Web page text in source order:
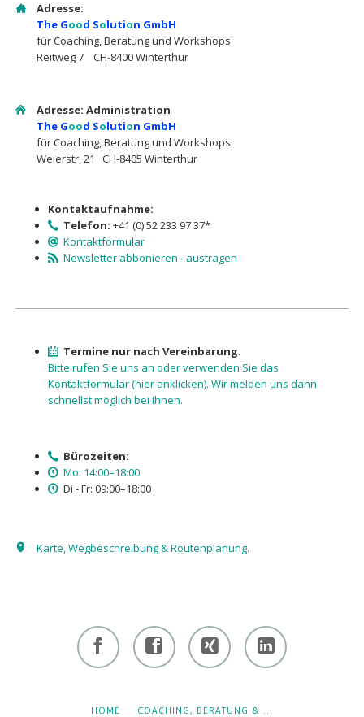
Adresse:
The Good Solution GmbH
für Coaching, Beratung und Workshops
Reitweg 7 CH-8400 Winterthur
Adresse: Administration
The Good Solution GmbH
für Coaching, Beratung und Workshops
Weierstr. 21 CH-8405 Winterthur
Kontaktaufnahme:
Telefon: +41 (0) 52 233 97 37*
Kontaktformular
Newsletter abbonieren - austragen
Termine nur nach Vereinbarung.
Bitte rufen Sie uns an oder verwenden Sie das
Kontaktformu­lar (hier anklicken). Wir melden uns dann
schnellst möglich bei Ihnen.
Bürozeiten:
Mo: 14:00–18:00
Di - Fr: 09:00–18:00
Karte, Wegbeschreibung & Routenplanung.
zentrum
zentrum
Hiltebrand Hiltebrand
NAVIGATION
HOME COACHING, BERATUNG & ...